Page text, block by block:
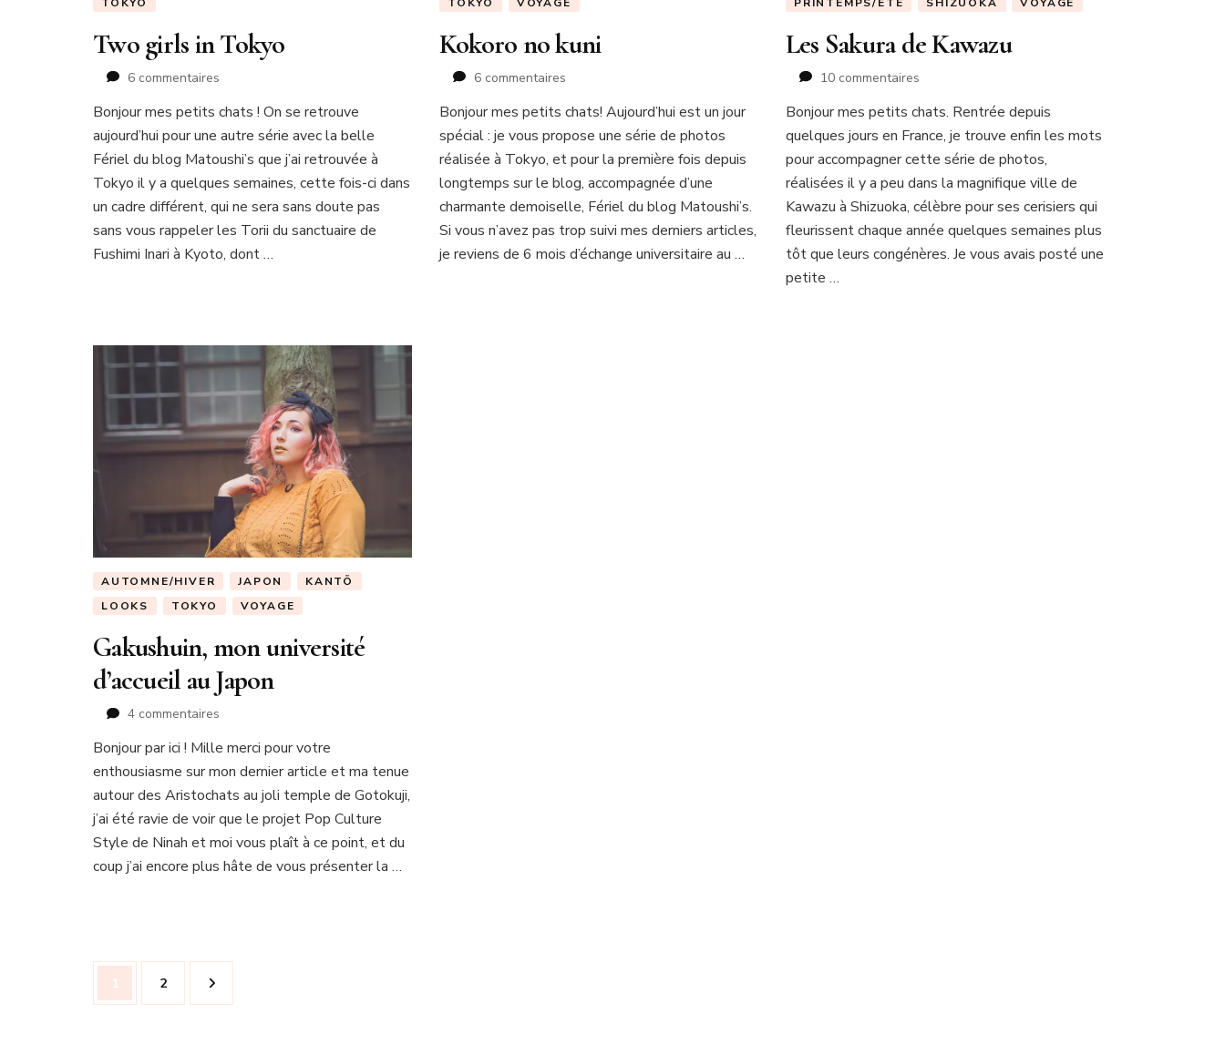
Two girls in Tokyo
6 commentaires
girls
in
Tokyo
Bonjour mes petits chats ! On se retrouve
aujourd’hui pour une autre série avec la belle
Fériel du blog Matoushi’s que j’ai retrouvée à
Tokyo il y a quelques semaines, cette fois-ci dans
un cadre différent, qui ne sera sans doute pas
sans vous rappeler les Torii du sanctuaire de
Fushimi Inari à Kyoto, dont …
Kokoro no kuni
6 commentairessur
no
kuni
Bonjour mes petits chats! Aujourd’hui est un jour
spécial : je vous propose une série de photos
réalisée à Tokyo, et pour la première fois depuis
longtemps sur le blog, accompagnée d’une
charmante demoiselle, Fériel du blog Matoushi’s.
Si vous n’avez pas trop suivi mes derniers articles,
je reviens de 6 mois d’échange universitaire au …
Les Sakura de Kawazu
10 commentairessur
Sakura
de
Kawazu
Bonjour mes petits chats. Rentrée depuis
quelques jours en France, je trouve enfin les mots
pour accompagner cette série de photos,
réalisées il y a peu dans la magnifique ville de
Kawazu à Shizuoka, célèbre pour ses cerisiers qui
fleurissent chaque année quelques semaines plus
tôt que leurs congénères. Je vous avais posté une
petite …
AUTOMNE/HIVER JAPON
KANTŌ
LOOKS
TOKYO VOYAGE
Gakushuin, mon université
d’accueil au Japon
4 commentaires
mon
université
d’accueil
Japon
Bonjour par ici ! Mille merci pour votre
enthousiasme sur mon dernier article et ma tenue
autour des Aristochats au joli temple de Gotokuji,
j’ai été ravie de voir que le projet Pop Culture
Style de Ninah et moi vous plaît à ce point, et du
coup j’ai encore plus hâte de vous présenter la …
Navigation
desPage
1 Page
2